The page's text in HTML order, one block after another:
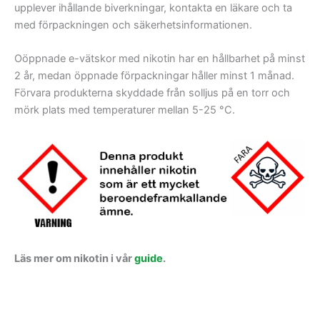
upplever ihållande biverkningar, kontakta en läkare och ta
med förpackningen och säkerhetsinformationen.
Oöppnade e-vätskor med nikotin har en hållbarhet på minst
2 år, medan öppnade förpackningar håller minst 1 månad.
Förvara produkterna skyddade från solljus på en torr och
mörk plats med temperaturer mellan 5-25 °C.
Läs mer om nikotin i vårguide.